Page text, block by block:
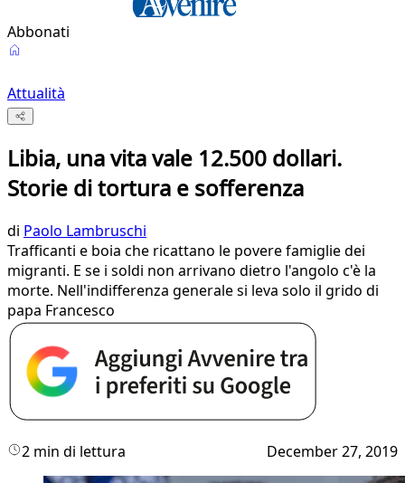
Abbonati
Attualità
Libia, una vita vale 12.500 dollari.
Storie di tortura e sofferenza
di Paolo Lambruschi
Trafficanti e boia che ricattano le povere famiglie dei
migranti. E se i soldi non arrivano dietro l'angolo c'è la
morte. Nell'indifferenza generale si leva solo il grido di
papa Francesco
2 min di lettura December 27, 2019